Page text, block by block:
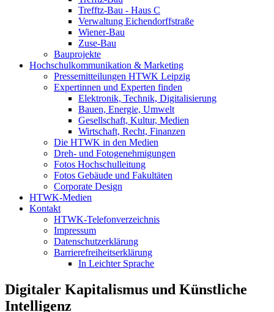
Trefftz-Bau - Haus C
Verwaltung Eichendorffstraße
Wiener-Bau
Zuse-Bau
Bauprojekte
Hochschulkommunikation & Marketing
Pressemitteilungen HTWK Leipzig
Expertinnen und Experten finden
Elektronik, Technik, Digitalisierung
Bauen, Energie, Umwelt
Gesellschaft, Kultur, Medien
Wirtschaft, Recht, Finanzen
Die HTWK in den Medien
Dreh- und Fotogenehmigungen
Fotos Hochschulleitung
Fotos Gebäude und Fakultäten
Corporate Design
HTWK-Medien
Kontakt
HTWK-Telefonverzeichnis
Impressum
Datenschutzerklärung
Barrierefreiheitserklärung
In Leichter Sprache
Digitaler Kapitalismus und Künstliche
Intelligenz